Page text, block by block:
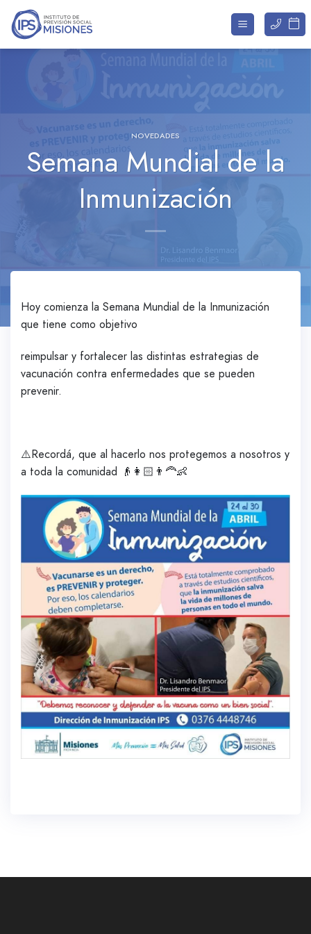
Saltar
contenido
NOVEDADES
Semana Mundial de la
Inmunización
Hoy comienza la Semana Mundial de la Inmunización
que tiene como objetivo
reimpulsar y fortalecer las distintas estrategias de
vacunación contra enfermedades que se pueden
prevenir.
⚠️Recordá, que al hacerlo nos protegemos a nosotros y
a toda la comunidad 👴👩🏻👨‍🦰👶